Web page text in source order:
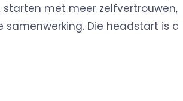
starten met meer
samenwerking. Die headstart is